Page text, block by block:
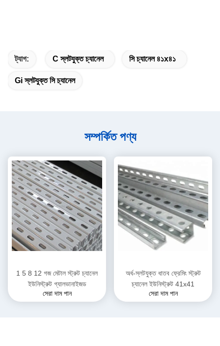
ট্যাগ: C স্লটযুক্ত চ্যানেল সি চ্যানেল ৪১x৪১
Gi স্লটযুক্ত সি চ্যানেল
সম্পর্কিত পণ্য
1 5 8 12 গজ মেটাল স্ট্রুট চ্যানেল
ইউনিস্ট্রুট গ্যালভানাইজড
সেরা দাম পান
অর্ধ-স্লটযুক্ত ধাতব ফ্রেমিং স্ট্রুট
চ্যানেল ইউনিস্ট্রুট 41x41
সেরা দাম পান